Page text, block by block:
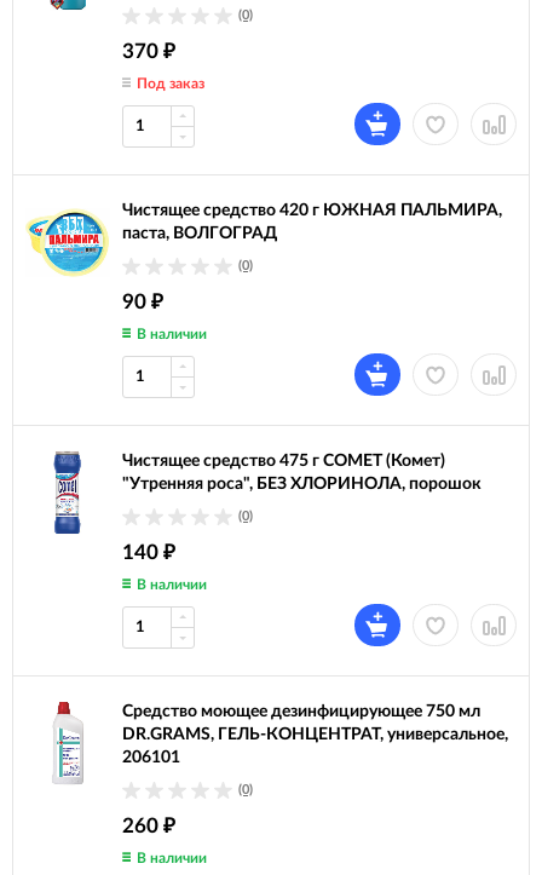
(0)
370 ₽
Под заказ
Чистящее средство 420 г ЮЖНАЯ ПАЛЬМИРА,
паста, ВОЛГОГРАД
(0)
90 ₽
В наличии
Чистящее средство 475 г COMET (Комет)
"Утренняя роса", БЕЗ ХЛОРИНОЛА, порошок
(0)
140 ₽
В наличии
Средство моющее дезинфицирующее 750 мл
DR.GRAMS, ГЕЛЬ-КОНЦЕНТРАТ, универсальное,
206101
(0)
260 ₽
В наличии